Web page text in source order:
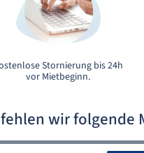
Stornierung bis 24h
vor Mietbeginn.
wir folgende